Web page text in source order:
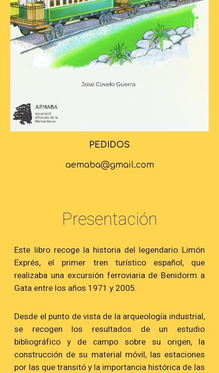
PEDIDOS
aemaba@gmail.com
Presentación
Este libro recoge la historia del legendario Limón
Exprés, el primer tren turístico español, que
realizaba una excursión ferroviaria de Benidorm a
Gata entre los años 1971 y 2005.
Desde el punto de vista de la arqueología industrial,
se recogen los resultados de un estudio
bibliográfico y de campo sobre su origen, la
construcción de su material móvil, las estaciones
por las que transitó y la importancia histórica de las